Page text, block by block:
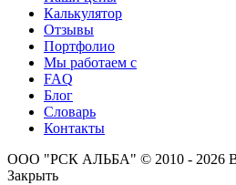
Калькулятор
Отзывы
Портфолио
Мы работаем с
FAQ
Блог
Словарь
Контакты
ООО "РСК АЛЬБА" © 2010 - 2026
Закрыть